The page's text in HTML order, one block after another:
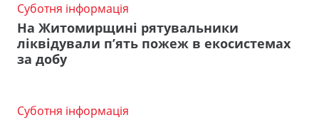
Суботня інформація
На Житомирщині рятувальники
ліквідували п’ять пожеж в екосистемах
за добу
Суботня інформація